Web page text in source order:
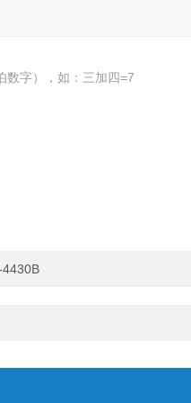
数字），如：三加四=7
4430B